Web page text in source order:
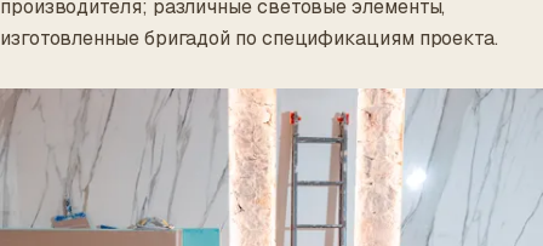
производителя; различные световые элементы,
изготовленные бригадой по спецификациям проекта.